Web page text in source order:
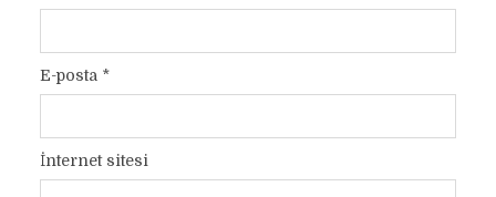
E-posta *
İnternet sitesi